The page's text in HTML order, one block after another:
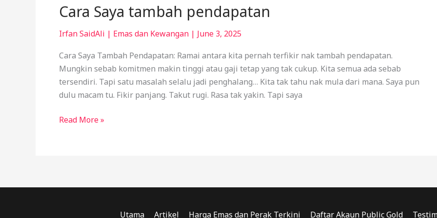
Cara Saya tambah pendapatan
Irfan SaidAli | Emas dan Kewangan | June 3, 2025
Cara Saya Tambah Pendapatan: Ramai antara kita pernah terfikir nak tambah pendapatan.
Mungkin sebab komitmen makin tinggi atau gaji tetap yang tak cukup. Kita semua ada sebab
tersendiri. Tapi satu masalah selalu jadi penghalang… Kita tak tahu nak mula dari mana. Saya pun
dulu macam tu. Fikir panjang. Takut rugi. Rasa tak yakin. Tapi saya
Read More »
Utama Artikel Harga Emas dan Perak Terkini Daftar Akaun Public Gold